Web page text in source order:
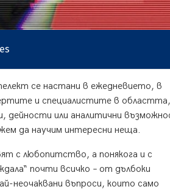
се настани в ежедневието, в
и специалистите в
дейности или аналитични
да научим интересни неща.
с любопитство, а понякога и с
почти всичко – от дълбоки
неочаквани въпроси, които само